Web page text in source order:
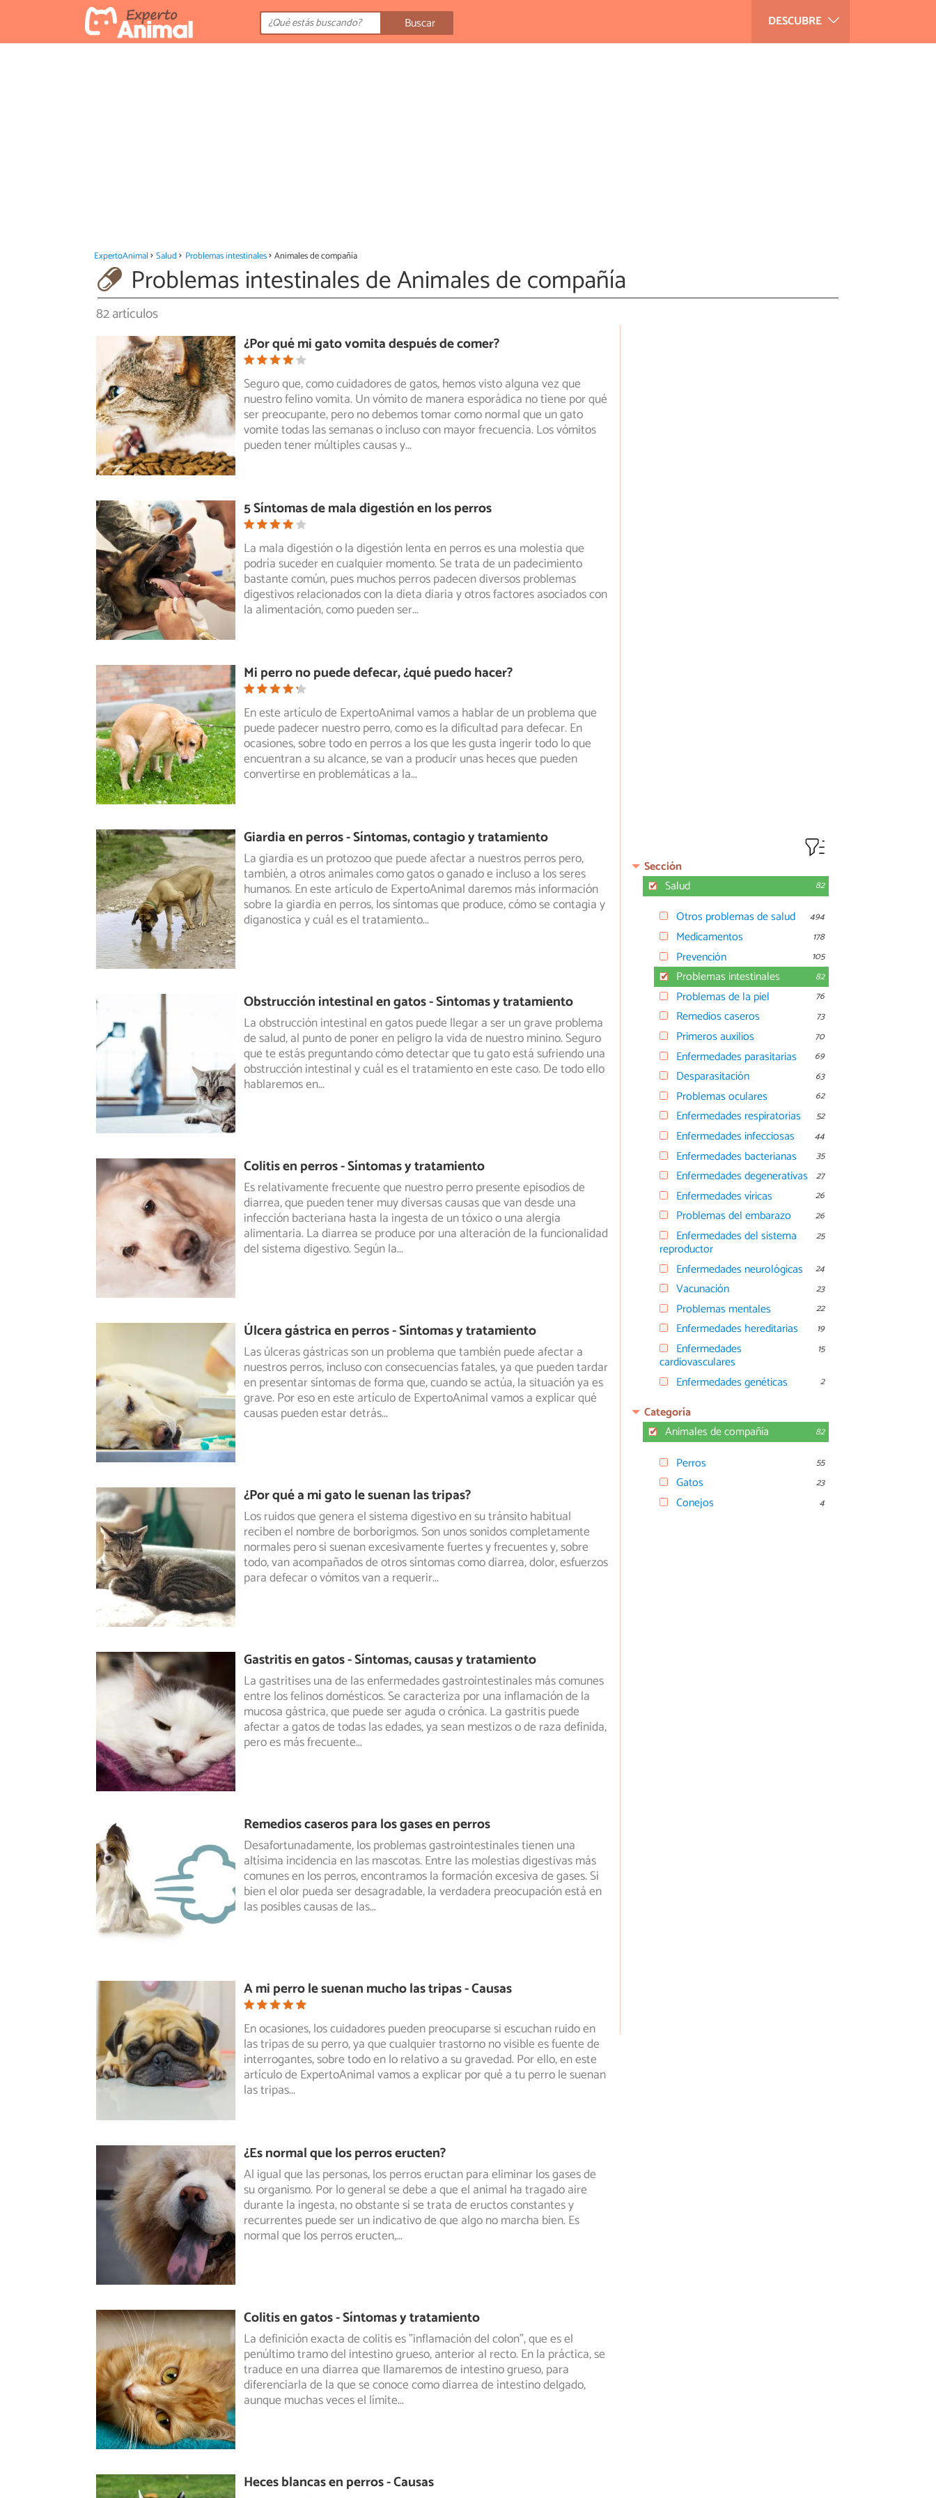
DESCUBRE
Buscar
ExpertoAnimal Salud Problemas intestinales Animales de compañía
Problemas intestinales de Animales de compañía
82 artículos
¿Por qué mi gato vomita después de comer?
Seguro que, como cuidadores de gatos, hemos visto alguna vez que
nuestro felino vomita. Un vómito de manera esporádica no tiene por qué
serpreocupante, pero no debemos tomar como normal que un gato
vomite todas las semanas o incluso con mayor frecuencia. Los vómitos
pueden tener múltiples causas y...
5 Síntomas de mala digestión en los perros
La mala digestión o la digestión lenta en perros es una molestia que
podría suceder en cualquier momento. Se trata de un padecimiento
bastantecomún, pues muchos perros padecen diversos problemas
digestivos relacionados con la dieta diaria y otros factores asociados con
la alimentación, como pueden ser...
Mi perro no puede defecar, ¿qué puedo hacer?
En este artículo de ExpertoAnimal vamos a hablar de un problema que
puede padecer nuestro perro, como es la dificultad para defecar. En
ocasiones,sobre todo en perros a los que les gusta ingerir todo lo que
encuentran a su alcance, se van a producir unas heces que pueden
convertirse en problemáticas a la...
Giardia en perros - Síntomas, contagio y tratamiento
La giardia es un protozoo que puede afectar a nuestros perros pero,
también, a otros animales como gatos o ganado e incluso a los seres
humanos.En este artículo de ExpertoAnimal daremos más información
sobre la giardia en perros, los síntomas que produce, cómo se contagia y
diganostica y cuál es el tratamiento...
Obstrucción intestinal en gatos - Síntomas y tratamiento
La obstrucción intestinal en gatos puede llegar a ser un grave problema
de salud, al punto de poner en peligro la vida de nuestro minino. Seguro
que te estás preguntando cómo detectar que tu gato está sufriendo una
obstrucción intestinal y cuál es el tratamiento en este caso. De todo ello
hablaremos en...
Colitis en perros - Síntomas y tratamiento
Es relativamente frecuente que nuestro perro presente episodios de
diarrea, que pueden tener muy diversas causas que van desde una
infecciónbacteriana hasta la ingesta de un tóxico o una alergia
alimentaria. La diarrea se produce por una alteración de la funcionalidad
del sistema digestivo. Según la...
Úlcera gástrica en perros - Síntomas y tratamiento
Las úlceras gástricas son un problema que también puede afectar a
nuestros perros, incluso con consecuencias fatales, ya que pueden tardar
enpresentar síntomas de forma que, cuando se actúa, la situación ya es
grave. Por eso en este artículo de ExpertoAnimal vamos a explicar qué
causas pueden estar detrás...
¿Por qué a mi gato le suenan las tripas?
Los ruidos que genera el sistema digestivo en su tránsito habitual
reciben el nombre de borborigmos. Son unos sonidos completamente
normalespero si suenan excesivamente fuertes y frecuentes y, sobre
todo, van acompañados de otros síntomas como diarrea, dolor, esfuerzos
para defecar o vómitos van a requerir...
Gastritis en gatos - Síntomas, causas y tratamiento
La gastritises una de las enfermedades gastrointestinales más comunes
entre los felinos domésticos. Se caracteriza por una inflamación de la
mucosa gástrica, que puede ser aguda o crónica. La gastritis puede
afectar a gatos de todas las edades, ya sean mestizos o de raza definida,
pero es más frecuente...
Remedios caseros para los gases en perros
Desafortunadamente, los problemas gastrointestinales tienen una
altísima incidencia en las mascotas. Entre las molestias digestivas más
comunesen los perros, encontramos la formación excesiva de gases. Si
bien el olor pueda ser desagradable, la verdadera preocupación está en
las posibles causas de las...
A mi perro le suenan mucho las tripas - Causas
En ocasiones, los cuidadores pueden preocuparse si escuchan ruido en
las tripas de su perro, ya que cualquier trastorno no visible es fuentede
interrogantes, sobre todo en lo relativo a su gravedad. Por ello, en este
artículo de ExpertoAnimal vamos a explicar por qué a tu perro le suenan
las tripas...
¿Es normal que los perros eructen?
Al igual que las personas, los perros eructan para eliminar los gases de
su organismo. Por lo general se debe a que el animal ha tragado aire
durante la ingesta, no obstante si se trata de eructos constantes y
recurrentes puede ser un indicativo de que algo no marcha bien. Es
normal que los perros eructen,...
Colitis en gatos - Síntomas y tratamiento
La definición exacta de colitis es "inflamación del colon", que es el
penúltimo tramo del intestino grueso, anterior al recto. En la práctica,se
traduce en una diarrea que llamaremos de intestino grueso, para
diferenciarla de la que se conoce como diarrea de intestino delgado,
aunque muchas veces el límite...
Heces blancas en perros - Causas
Sección
Salud
82
Otros problemas de salud 494
Medicamentos 178
Prevención 105
Problemas intestinales 82
Problemas de la piel 76
Remedios caseros 73
Primeros auxilios 70
Enfermedades parasitarias 69
Desparasitación 63
Problemas oculares 62
Enfermedades respiratorias 52
Enfermedades infecciosas 44
Enfermedades bacterianas 35
Enfermedades degenerativas 27
Enfermedades víricas 26
Problemas del embarazo 26
Enfermedades del sistema
reproductor
25
Enfermedades neurológicas 24
Vacunación 23
Problemas mentales 22
Enfermedades hereditarias 19
Enfermedades
cardiovasculares
15
Enfermedades genéticas 2
Categoría
Animales de compañía
82
Perros 55
Gatos 23
Conejos 4